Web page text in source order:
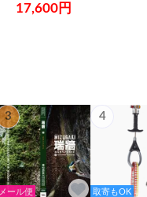
17,600円
3
メール便
4
取寄もOK